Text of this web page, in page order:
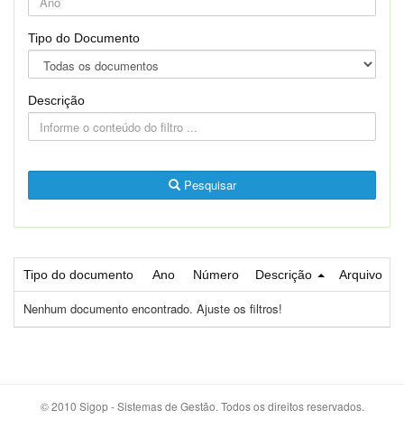
Tipo do Documento
Descrição
Pesquisar
Tipo do documento Ano Número Descrição Arquivo
Nenhum documento encontrado. Ajuste os filtros!
© 2010 Sigop - Sistemas de Gestão. Todos os direitos reservados.